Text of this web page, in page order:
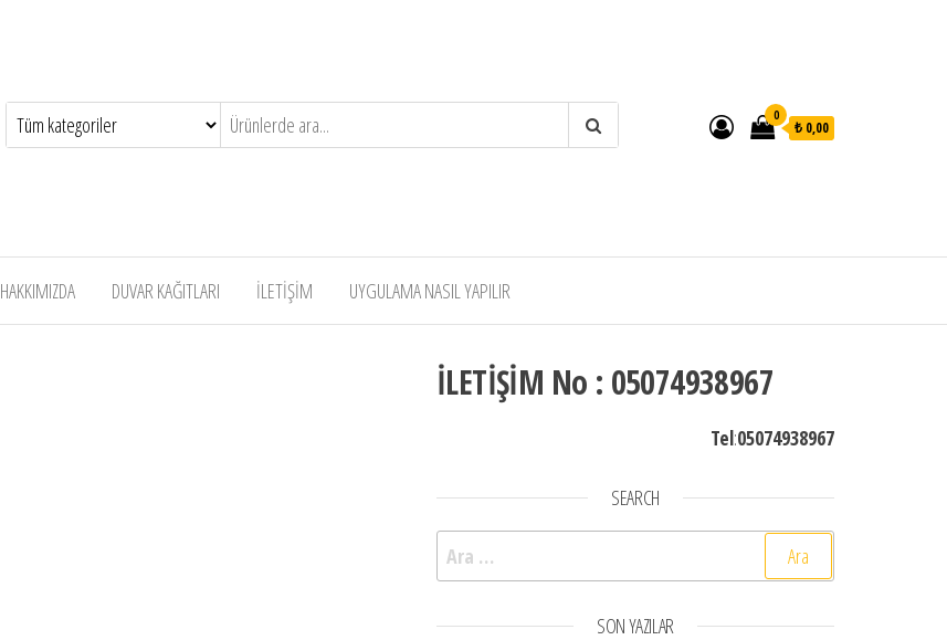
0
₺ 0,00
HAKKIMIZDA DUVAR KAĞITLARI İLETİŞİM UYGULAMA NASIL YAPILIR
İLETİŞİM No : 05074938967
Tel:05074938967
SEARCH
Arama:
SON YAZILAR